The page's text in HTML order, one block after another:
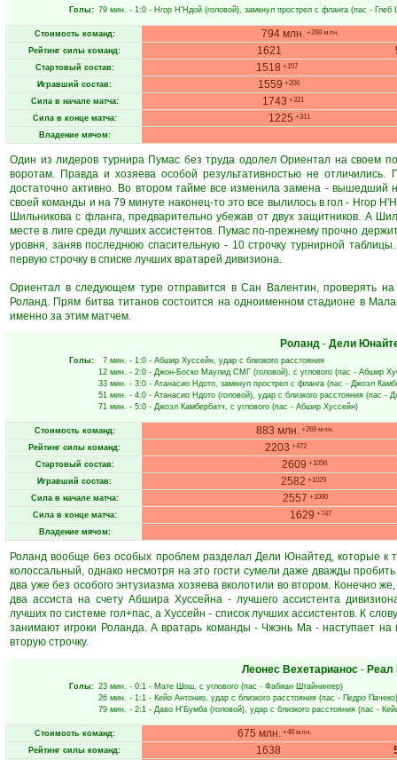
Голы: 79 мин. - 1:0 - Нгор Н'Ндой (головой), замкнул прострел с фланга (пас - Глеб
Стоимость команд: 794 млн. +288 млн.
Рейтинг силы команд: 1621
Стартовый состав: 1518 +157
Игравший состав: 1559 +206
Сила в начале матча: 1743 +321
Сила в конце матча: 1225 +311
Владение мячом:
Один из лидеров турнира Пумас без труда одолел Ориентал на своем
воротам. Правда и хозяева особой результативностью не
достаточно активно. Во втором тайме все изменила замена - вышедший
своей команды и на 79 минуте наконец-то это все вылилось в гол - Нгор
Шильникова с фланга, предварительно убежав от двух защитников. А
месте в лиге среди лучших ассистентов. Пумас по-прежнему прочно
уровня, заняв последнюю спасительную - 10 строчку турнирной
первую строчку в списке лучших вратарей дивизиона.
Ориентал в следующем туре отправится в Сан Валентин, проверять
Роланд. Прям битва титанов состоится на одноименном стадионе в
именно за этим матчем.
Роланд- Дели
Голы: 7 мин. - 1:0 - Абшир Хуссейн, удар с близкого расстояния
12 мин. - 2:0 - Джон-Боско Маулид СМГ (головой), с углового (пас - Абшир
33 мин. - 3:0 - Атанасио Ндото, замкнул прострел с фланга (пас - Джоэл
51 мин. - 4:0 - Атанасио Ндото (головой), удар с близкого расстояния (пас -
71 мин. - 5:0 - Джоэл Камбербатч, с углового (пас - Абшир Хуссейн)
Стоимость команд: 883 млн. +269 млн.
Рейтинг силы команд: 2203 +472
Стартовый состав: 2609 +1056
Игравший состав: 2582 +1029
Сила в начале матча: 2557 +1060
Сила в конце матча: 1629 +747
Владение мячом:
Роланд вообще без особых проблем разделал Дели Юнайтед, которые к
колоссальный, однако несмотря на это гости сумели даже дважды
два уже без особого энтузиазма хозяева вколотили во втором. Конечно
два ассиста на счету Абшира Хуссейна - лучшего ассистента
лучших по системе гол+пас, а Хуссейн - список лучших ассистентов. К
занимают игроки Роланда. А вратарь команды - Чжэнь Ма - наступает на
вторую строчку.
Леонес Вехетарианос- Реал
Голы: 23 мин. - 0:1 - Мате Шош, с углового (пас - Фабиан Штайнингер)
26 мин. - 1:1 - Кейо Антонио, удар с близкого расстояния (пас - Педро Пачеко)
79 мин. - 2:1 - Даво Н'Бумба (головой), удар с близкого расстояния (пас -
Стоимость команд: 675 млн. +46 млн.
Рейтинг силы команд: 1638